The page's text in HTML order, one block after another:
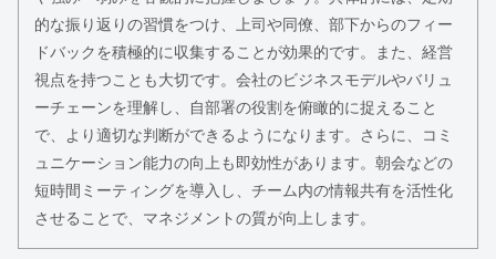
的な振り返りの習慣をつけ、上司や同僚、部下からのフィー
ドバックを積極的に収集することが効果的です。また、経営
視点を持つことも大切です。会社のビジネスモデルやバリュ
ーチェーンを理解し、自部署の役割を俯瞰的に捉えること
で、より適切な判断ができるようになります。さらに、コミ
ュニケーション能力の向上も即効性があります。朝会などの
短時間ミーティングを導入し、チーム内の情報共有を活性化
させることで、マネジメントの質が向上します。